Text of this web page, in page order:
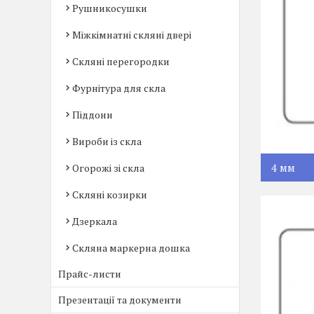
4 мм
Рушникосушки
Міжкімнатні скляні двері
Скляні перегородки
Фурнітура для скла
Піддони
Вироби із скла
Огорожі зі скла
Скляні козирки
Дзеркала
Скляна маркерна дошка
Прайс-листи
Презентації та документи